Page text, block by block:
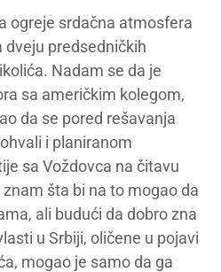
ogreje srdačna atmosfera
predsedničkih
Nadam se da je
sa američkim kolegom,
da se pored rešavanja
i planiranom
sa Voždovca na čitavu
šta bi na to mogao da
ali budući da dobro zna
u Srbiji, oličene u pojavi
mogao je samo da ga